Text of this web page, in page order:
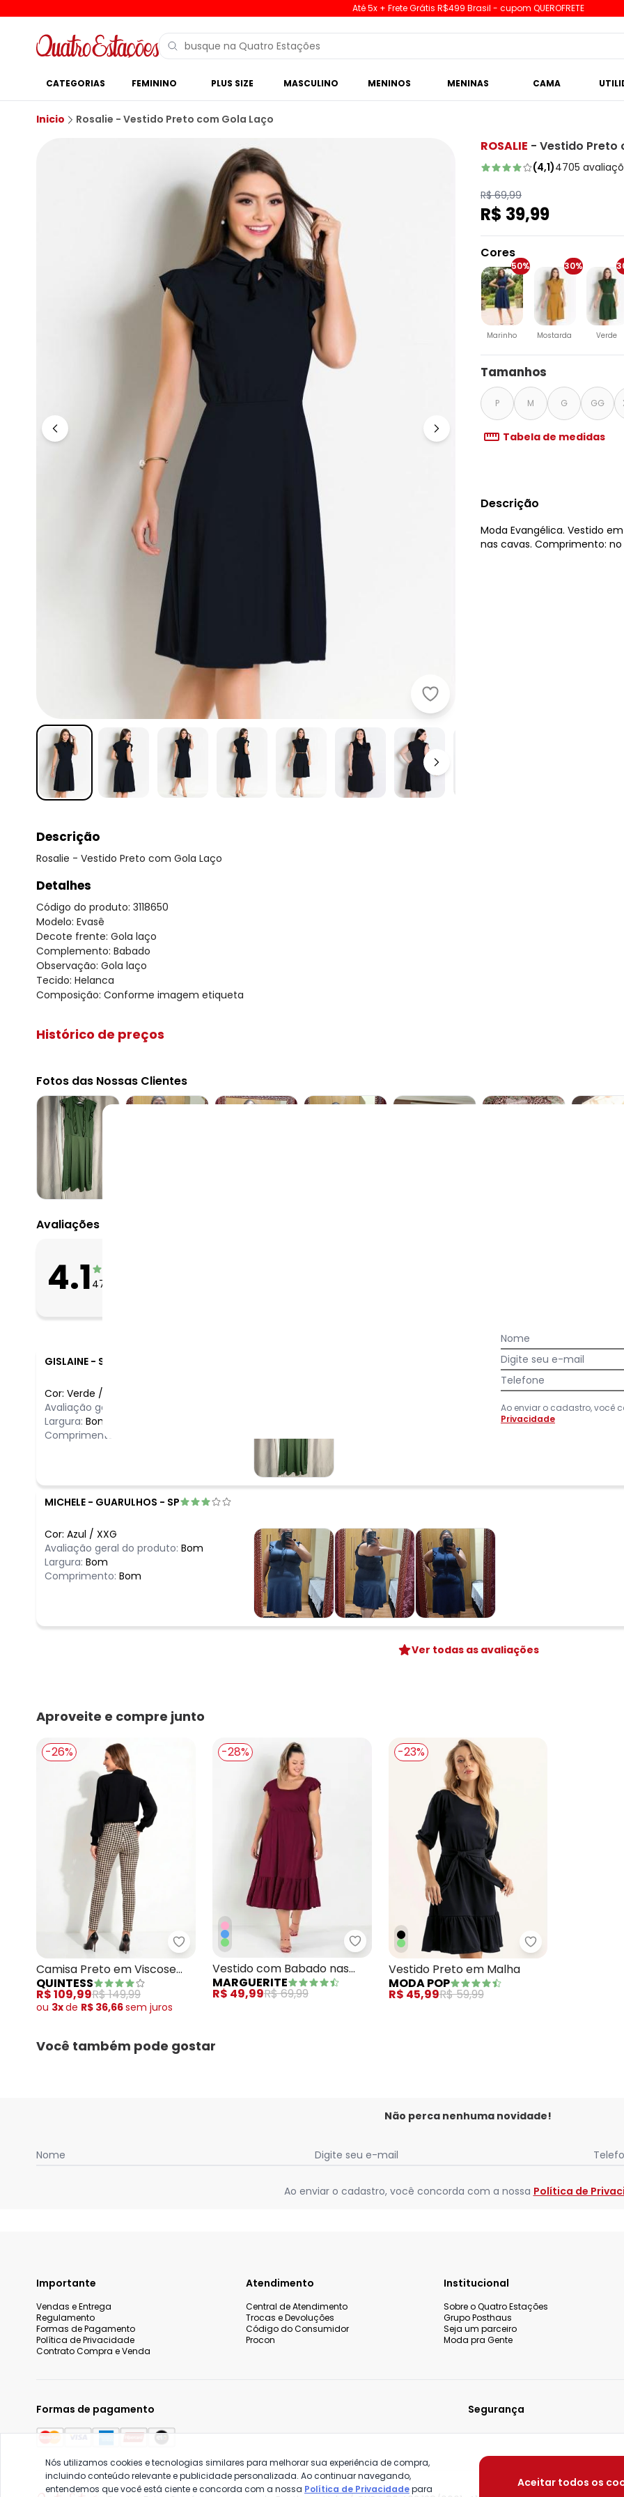
Até 5x + Frete Grátis R$499 Brasil - cupom QUEROFRETE
CATEGORIAS FEMININO PLUS SIZE MASCULINO MENINOS MENINAS CAMA
Inicio Rosalie - Vestido Preto com Gola Laço
ROSALIE - Vestido Preto
(4,1)4705
R$ 69,99
R$ 39,99
Cores
50%
Marinho
30%
Mostarda Verde
Tamanhos
P M G GG
Tabela de medidas
Descrição
Moda Evangélica. Vestido
nas cavas. Comprimento: no
Descrição
Rosalie - Vestido Preto com Gola Laço
Detalhes
Código do produto: 3118650
Modelo: Evasê
Decote frente: Gola laço
Complemento: Babado
Observação: Gola laço
Tecido: Helanca
Composição: Conforme imagem etiqueta
Histórico de preços
agosto/2026
julho/2026
junho/2026
maio/2026
abril/2026
março/2026
fevereiro/2026
Fotos das Nossas Clientes
Avaliações
4.1 4705
GISLAINE - SAO JOSE DOS PINHAIS - PR
Cor: Verde /
Avaliação geral do produto:
Largura: Bom
Comprimento:
MICHELE - GUARULHOS - SP
Cor: Azul / XXG
Avaliação geral do produto: Bom
Largura: Bom
Comprimento: Bom
Ver todas as avaliações
Aproveite e compre junto
-26%
Quintess - Camisa Preto em Viscose Plana
Camisa Preto em Viscose
Plana
QUINTESS
R$ 109,99R$ 149,99
ou 3xde R$ 36,66sem juros
-28%
Marguerite - Vestido com Babado nas Mangas
Vestido com Babado nas
Mangas Bordô Plus Size
MARGUERITE
R$ 49,99R$ 69,99
-23%
Moda Pop -
Vestido Preto em Malha
MODA POP
R$ 45,99R$ 59,99
Você também pode gostar
Não perca nenhuma novidade!
Nome Digite seu e-mail
Ao enviar o cadastro, você concorda com a nossa Política de
Importante
Vendas e Entrega
Regulamento
Formas de Pagamento
Política de Privacidade
Contrato Compra e Venda
Atendimento
Central de Atendimento
Trocas e Devoluções
Código do Consumidor
Procon
Institucional
Sobre o Quatro Estações
Grupo Posthaus
Seja um parceiro
Moda pra Gente
Formas de pagamento Segurança
Nome
Digite seu e-mail
Telefone
Ao enviar o cadastro, você
Privacidade
Nós utilizamos cookies e tecnologias similares para melhorar sua experiência de compra,
incluindo conteúdo relevante e publicidade personalizada. Ao continuar navegando,
entendemos que você está ciente e concorda com a nossa Política de Privacidadepara
Aceitar todos os